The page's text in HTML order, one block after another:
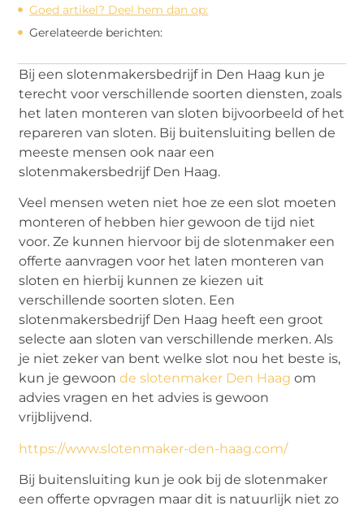
Goed artikel? Deel hem dan op:
Gerelateerde berichten:
Bij een slotenmakersbedrijf in Den Haag kun je
terecht voor verschillende soorten diensten, zoals
het laten monteren van sloten bijvoorbeeld of het
repareren van sloten. Bij buitensluiting bellen de
meeste mensen ook naar een
slotenmakersbedrijf Den Haag.
Veel mensen weten niet hoe ze een slot moeten
monteren of hebben hier gewoon de tijd niet
voor. Ze kunnen hiervoor bij de slotenmaker een
offerte aanvragen voor het laten monteren van
sloten en hierbij kunnen ze kiezen uit
verschillende soorten sloten. Een
slotenmakersbedrijf Den Haag heeft een groot
selecte aan sloten van verschillende merken. Als
je niet zeker van bent welke slot nou het beste is,
kun je gewoonde slotenmaker Den Haag om
advies vragen en het advies is gewoon
vrijblijvend.
https://www.slotenmaker-den-haag.com/
Bij buitensluiting kun je ook bij de slotenmaker
een offerte opvragen maar dit is natuurlijk niet zo